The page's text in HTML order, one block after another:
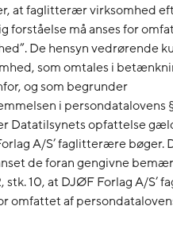
at faglitterær virksomhed
forståelse må anses for
De hensyn vedrørende
som omtales i
og som begrunder
i persondatalovens
Datatilsynets opfattelse
A/S’ faglitterære bøger.
de foran gengivne
stk. 10, at DJØF Forlag A/S’
omfattet af